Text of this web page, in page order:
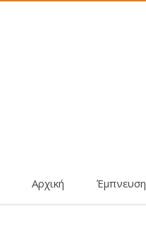
Αρχική Έμπνευση